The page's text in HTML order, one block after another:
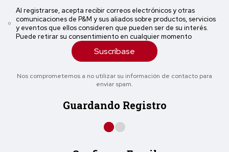
Al registrarse, acepta recibir correos electrónicos y otras
comunicaciones de P&M y sus aliados sobre productos, servicios
y eventos que ellos consideren que pueden ser de su interés.
Puede retirar su consentimiento en cualquier momento
Suscríbase
Nos comprometemos a no utilizar su información de contacto para
enviar spam.
Guardando Registro